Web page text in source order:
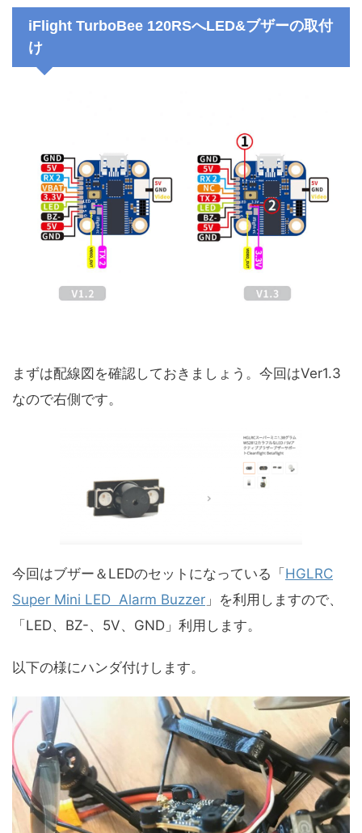
iFlight TurboBee 120RSへLED&ブザーの取付
け
まずは配線図を確認しておきましょう。今回はVer1.3
なので右側です。
今回はブザー＆LEDのセットになっている「 HGLRC
Super Mini LED Alarm Buzzer 」を利用しますので、
「LED、BZ-、5V、GND」利用します。
以下の様にハンダ付けします。